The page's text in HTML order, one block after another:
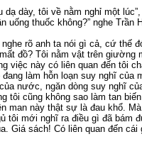
dày, tôi về nằm nghỉ một
uống thuốc không?” nghe Trần
nghe rõ anh ta nói gì cả, cứ thế
đồ? Tôi nằm vật trên giường
việc này có liên quan đến tôi
làm hỗn loạn suy nghĩ của
nước, ngăn dòng suy nghĩ
tôi cũng không sao làm tan
man này thật sự là đau khổ.
tôi mới nghĩ ra điều gì đã bám
Giá sách! Có liên quan đến cái